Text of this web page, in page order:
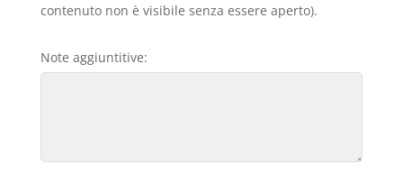
contenuto non è visibile senza essere aperto).
Note aggiuntitive: